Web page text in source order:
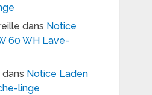
dans Notice
60 WH Lave-
dans Notice Laden
linge